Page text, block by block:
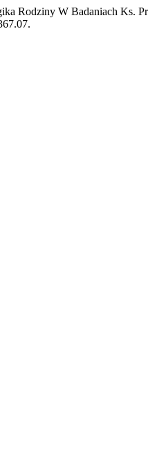
Rodziny W Badaniach Ks.